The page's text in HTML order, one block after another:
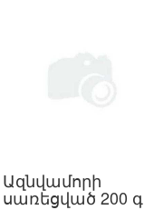
Ազնվամորի
սառեցված 200 գ